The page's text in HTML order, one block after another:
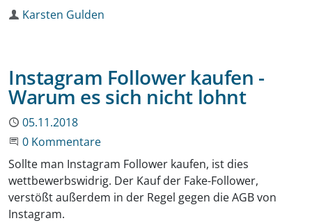
Autor
Karsten Gulden
Instagram Follower kaufen -
Warum es sich nicht lohnt
Publiziert
05.11.2018
Beginne eine Unterhaltung
0 Kommentare
Sollte man Instagram Follower kaufen, ist dies
wettbewerbswidrig. Der Kauf der Fake-Follower,
verstößt außerdem in der Regel gegen die AGB von
Instagram.